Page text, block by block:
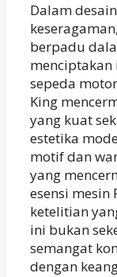
Dalam
berpadu
sepeda
King
yang kuat
estetika
motif dan
yang
esensi mesin
ketelitian
ini bukan
semangat
dengan